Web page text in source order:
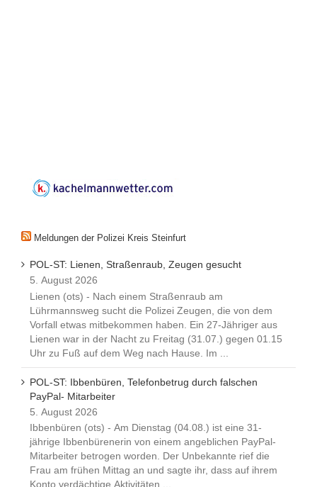
Meldungen der Polizei Kreis Steinfurt
POL-ST: Lienen, Straßenraub, Zeugen gesucht
5. August 2026
Lienen (ots) - Nach einem Straßenraub am
Lührmannsweg sucht die Polizei Zeugen, die von dem
Vorfall etwas mitbekommen haben. Ein 27-Jähriger aus
Lienen war in der Nacht zu Freitag (31.07.) gegen 01.15
Uhr zu Fuß auf dem Weg nach Hause. Im ...
POL-ST: Ibbenbüren, Telefonbetrug durch falschen
PayPal- Mitarbeiter
5. August 2026
Ibbenbüren (ots) - Am Dienstag (04.08.) ist eine 31-
jährige Ibbenbürenerin von einem angeblichen PayPal-
Mitarbeiter betrogen worden. Der Unbekannte rief die
Frau am frühen Mittag an und sagte ihr, dass auf ihrem
Konto verdächtige Aktivitäten ...